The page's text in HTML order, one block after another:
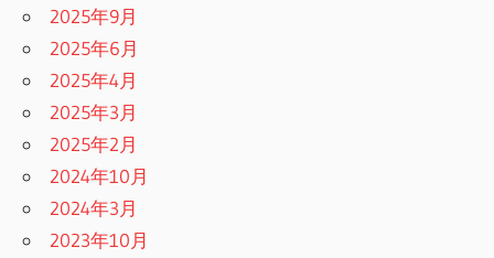
2025年9月
2025年6月
2025年4月
2025年3月
2025年2月
2024年10月
2024年3月
2023年10月